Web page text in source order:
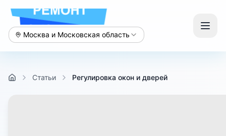
Москва и Московская область
Статьи Регулировка окон и дверей